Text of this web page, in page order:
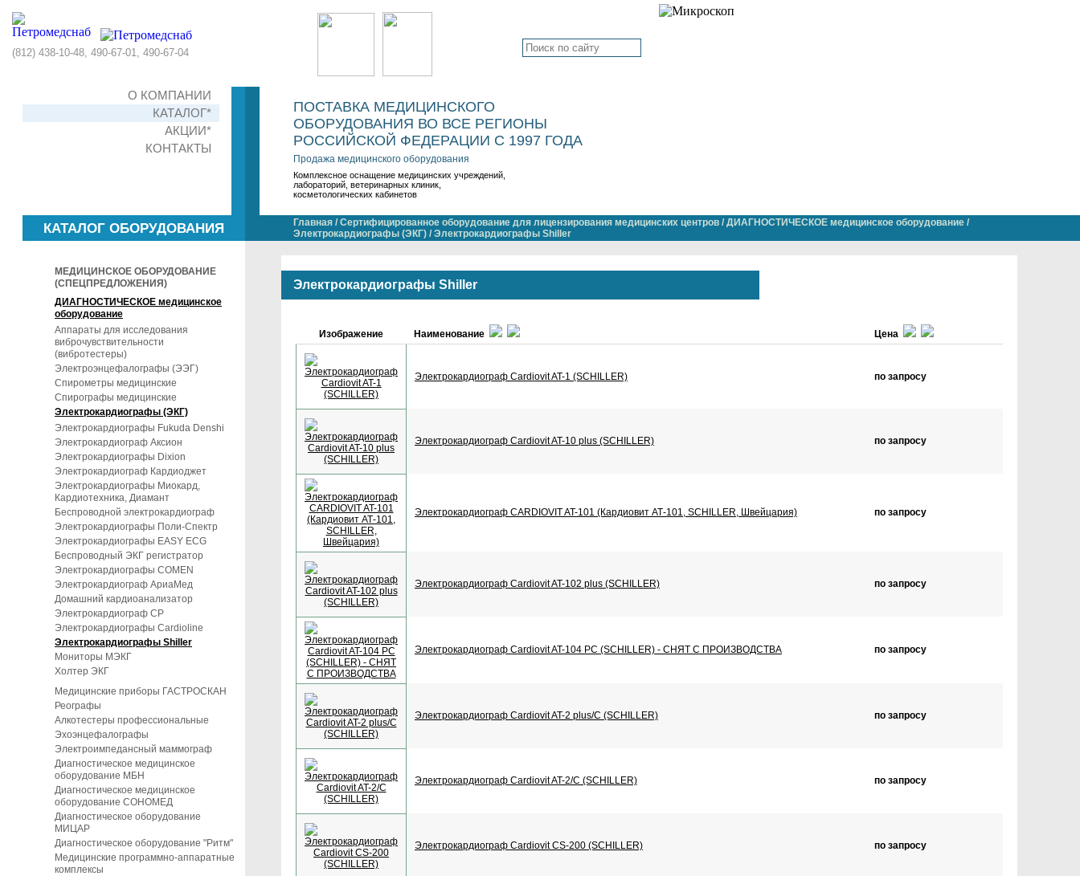
(812) 438-10-48, 490-67-01, 490-67-04
О КОМПАНИИ
КАТАЛОГ*
АКЦИИ*
КОНТАКТЫ
ПОСТАВКА МЕДИЦИНСКОГО
ОБОРУДОВАНИЯ ВО ВСЕ РЕГИОНЫ
РОССИЙСКОЙ ФЕДЕРАЦИИ С 1997 ГОДА
Продажа медицинского оборудования
Комплексное оснащение медицинских учреждений,
лабораторий, ветеринарных клиник,
косметологических кабинетов
КАТАЛОГ ОБОРУДОВАНИЯ
МЕДИЦИНСКОЕ ОБОРУДОВАНИЕ
(СПЕЦПРЕДЛОЖЕНИЯ)
ДИАГНОСТИЧЕСКОЕ медицинское
оборудование
Аппараты для исследования
виброчувствительности
(вибротестеры)
Электроэнцефалографы (ЭЭГ)
Спирометры медицинские
Спирографы медицинские
Электрокардиографы (ЭКГ)
Электрокардиографы Fukuda Denshi
Электрокардиограф Аксион
Электрокардиографы Dixion
Электрокардиограф Кардиоджет
Электрокардиографы Миокард,
Кардиотехника, Диамант
Беспроводной электрокардиограф
Электрокардиографы Поли-Спектр
Электрокардиографы EASY ECG
Беспроводный ЭКГ регистратор
Электрокардиографы COMEN
Электрокардиограф АриаМед
Домашний кардиоанализатор
Электрокардиограф СР
Электрокардиографы Cardioline
Электрокардиографы Shiller
Мониторы МЭКГ
Холтер ЭКГ
Медицинские приборы ГАСТРОСКАН
Реографы
Алкотестеры профессиональные
Эхоэнцефалографы
Электроимпедансный маммограф
Диагностическое медицинское
оборудование МБН
Диагностическое медицинское
оборудование СОНОМЕД
Диагностическое оборудование
МИЦАР
Диагностическое оборудование "Ритм"
Медицинские программно-аппаратные
комплексы
Главная / Сертифицированное оборудование для лицензирования медицинских центров / ДИАГНОСТИЧЕСКОЕ медицинское оборудование /
Электрокардиографы (ЭКГ) / Электрокардиографы Shiller
Электрокардиографы Shiller
Изображение Наименование Цена
Электрокардиограф Cardiovit AT-1 (SCHILLER) по запросу
Электрокардиограф Cardiovit AT-10 plus (SCHILLER) по запросу
Электрокардиограф CARDIOVIT AT-101 (Кардиовит АТ-101, SCHILLER, Швейцария) по запросу
Электрокардиограф Cardiovit AT-102 plus (SCHILLER) по запросу
Электрокардиограф Cardiovit AT-104 PC (SCHILLER) - СНЯТ С ПРОИЗВОДСТВА по запросу
Электрокардиограф Cardiovit AT-2 plus/C (SCHILLER) по запросу
Электрокардиограф Cardiovit AT-2/C (SCHILLER) по запросу
Электрокардиограф Cardiovit CS-200 (SCHILLER) по запросу